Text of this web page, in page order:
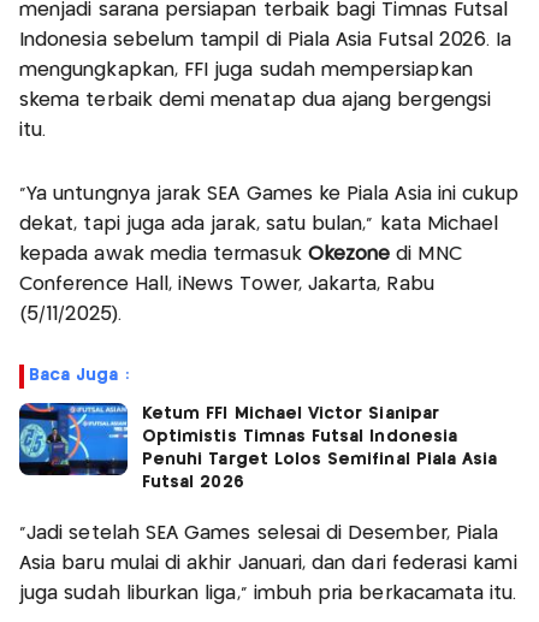
menjadi sarana persiapan terbaik bagi Timnas Futsal
Indonesia sebelum tampil di Piala Asia Futsal 2026. Ia
mengungkapkan, FFI juga sudah mempersiapkan
skema terbaik demi menatap dua ajang bergengsi
itu.
"Ya untungnya jarak SEA Games ke Piala Asia ini cukup
dekat, tapi juga ada jarak, satu bulan,” kata Michael
kepada awak media termasuk Okezone di MNC
Conference Hall, iNews Tower, Jakarta, Rabu
(5/11/2025).
Baca Juga :
Ketum FFI Michael Victor Sianipar
Optimistis Timnas Futsal Indonesia
Penuhi Target Lolos Semifinal Piala Asia
Futsal 2026
“Jadi setelah SEA Games selesai di Desember, Piala
Asia baru mulai di akhir Januari, dan dari federasi kami
juga sudah liburkan liga," imbuh pria berkacamata itu.